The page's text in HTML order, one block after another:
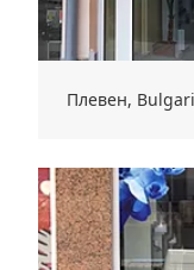
Плевен,